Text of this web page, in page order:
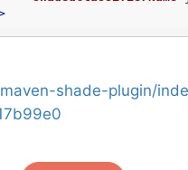
shade-plugin/